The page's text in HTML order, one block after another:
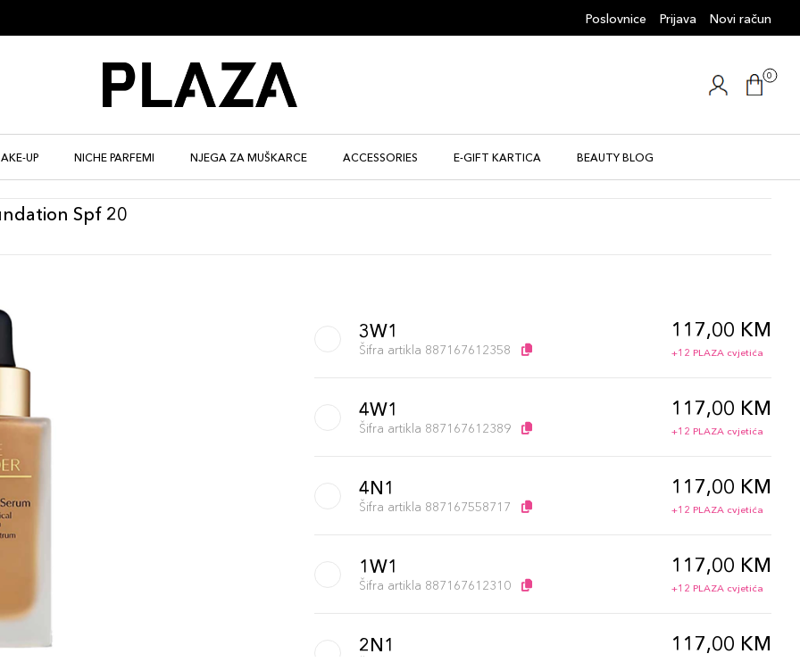
Poslovnice Prijava Novi račun
0
UP NICHE PARFEMI NJEGA ZA MUŠKARCE ACCESSORIES E-GIFT KARTICA BEAUTY BLOG
Spf 20
3W1
Šifra artikla 887167612358
117,00 KM
+12 PLAZA cvjetića
4W1
Šifra artikla 887167612389
117,00 KM
+12 PLAZA cvjetića
4N1
Šifra artikla 887167558717
117,00 KM
+12 PLAZA cvjetića
1W1
Šifra artikla 887167612310
117,00 KM
+12 PLAZA cvjetića
2N1 117,00 KM